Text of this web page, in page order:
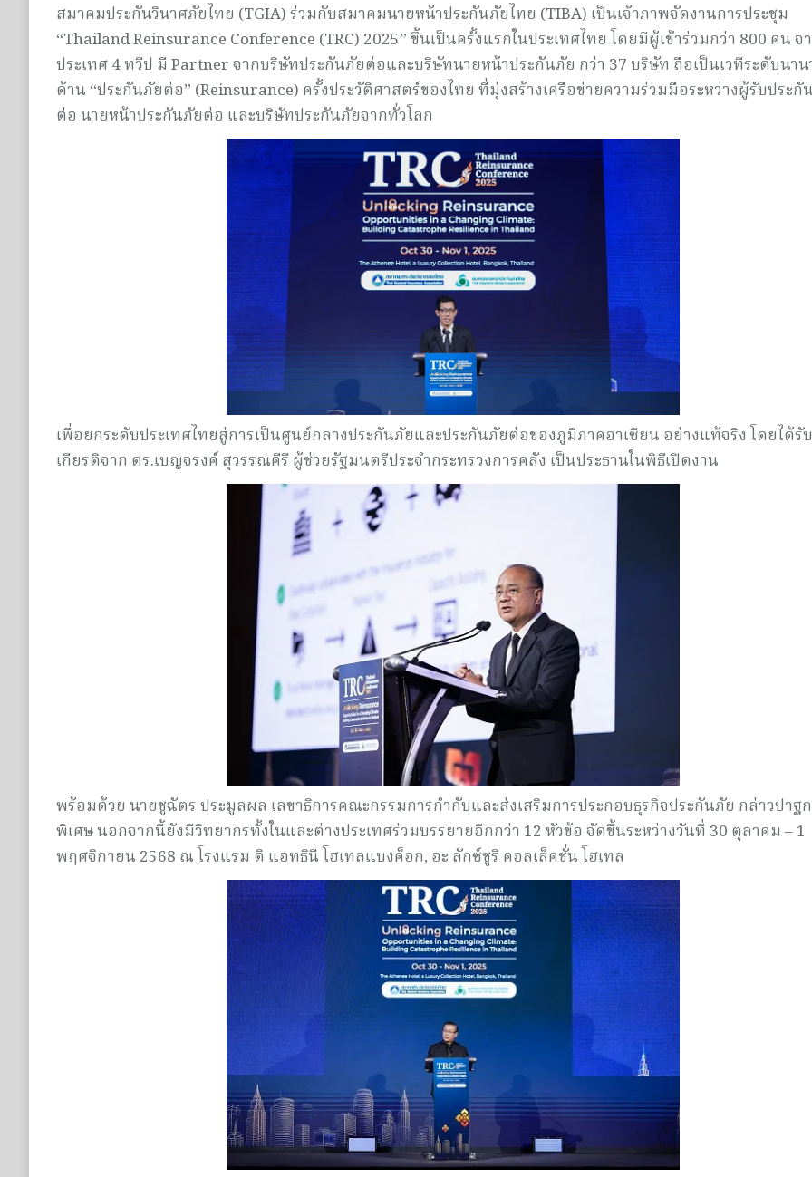
สมาคมประกันวินาศภัยไทย (TGIA) ร่วมกับสมาคมนายหน้าประกันภัยไทย (TIBA) เป็นเจ้าภาพจัดงานการประชุม
“Thailand Reinsurance Conference (TRC) 2025” ขึ้นเป็นครั้งแรกในประเทศไทย โดยมีผู้เข้าร่วมกว่า 800 คน จ
ประเทศ 4 ทวีป มี Partner จากบริษัทประกันภัยต่อและบริษัทนายหน้าประกันภัย กว่า 37 บริษัท ถือเป็นเวทีระดับนา
ด้าน “ประกันภัยต่อ” (Reinsurance) ครั้งประวัติศาสตร์ของไทย ที่มุ่งสร้างเครือข่ายความร่วมมือระหว่างผู้รับประกั
ต่อ นายหน้าประกันภัยต่อ และบริษัทประกันภัยจากทั่วโลก
เพื่อยกระดับประเทศไทยสู่การเป็นศูนย์กลางประกันภัยและประกันภัยต่อของภูมิภาคอาเซียน อย่างแท้จริง โดยได้รับ
เกียรติจาก ดร.เบญจรงค์ สุวรรณคีรี ผู้ช่วยรัฐมนตรีประจำกระทรวงการคลัง เป็นประธานในพิธีเปิดงาน
พร้อมด้วย นายชูฉัตร ประมูลผล เลขาธิการคณะกรรมการกำกับและส่งเสริมการประกอบธุรกิจประกันภัย กล่าวปาฐ
พิเศษ นอกจากนี้ยังมีวิทยากรทั้งในและต่างประเทศร่วมบรรยายอีกกว่า 12 หัวข้อ จัดขึ้นระหว่างวันที่ 30 ตุลาคม – 1
พฤศจิกายน 2568 ณ โรงแรม ดิ แอทธินี โฮเทลแบงค็อก, อะ ลักซ์ชูรี คอลเล็คชั่น โฮเทล